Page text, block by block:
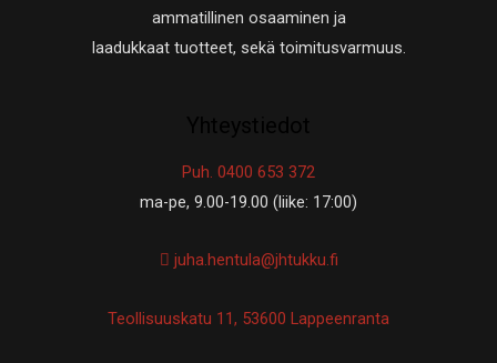
ammatillinen osaaminen ja
laadukkaat tuotteet, sekä toimitusvarmuus.
Puh. 0400 653 372
ma-pe, 9.00-19.00 (liike: 17:00)
juha.hentula@jhtukku.fi
Teollisuuskatu 11, 53600 Lappeenranta